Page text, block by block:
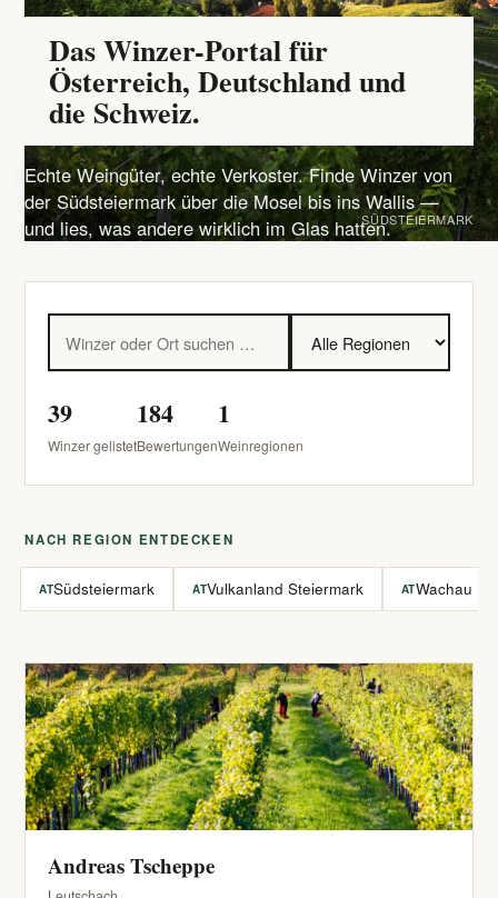
Das Winzer-Portal für
Österreich, Deutschland und
die Schweiz.
Echte Weingüter, echte Verkoster. Finde Winzer von
der Südsteiermark über die Mosel bis ins Wallis —
und lies, was andere wirklich im Glas hatten.SÜDSTEIERMARK
39
Winzer gelistet
184
Bewertungen
1
Weinregionen
NACH REGION ENTDECKEN
ATSüdsteiermark ATVulkanland Steiermark ATWachau
Andreas Tscheppe